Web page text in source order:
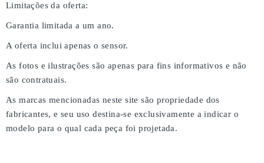
Limitações da oferta:
Garantia limitada a um ano.
A oferta inclui apenas o sensor.
As fotos e ilustrações são apenas para fins informativos e não
são contratuais.
As marcas mencionadas neste site são propriedade dos
fabricantes, e seu uso destina-se exclusivamente a indicar o
modelo para o qual cada peça foi projetada.